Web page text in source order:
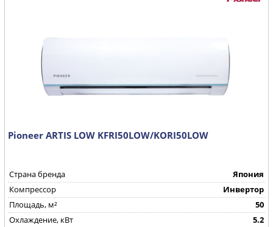
Pioneer ARTIS LOW KFRI50LOW/KORI50LOW
Страна бренда
Япония
Компрессор
Инвертор
Площадь, м²
50
Охлаждение, кВт
5.2